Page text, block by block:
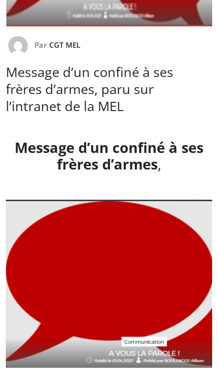
Par CGT MEL
Message d’un confiné à ses
frères d’armes, paru sur
l’intranet de la MEL
Message d’un confiné à ses
frères d’armes,